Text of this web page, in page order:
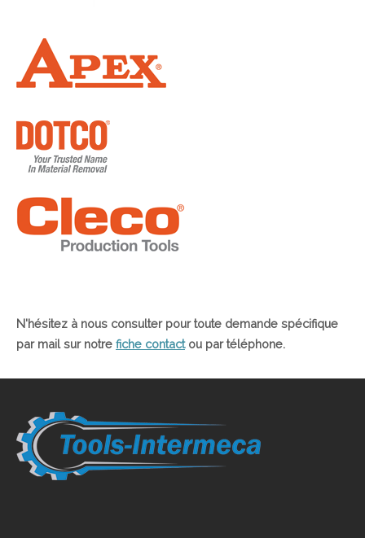
N'hésitez à nous consulter pour toute demande spécifique
par mail sur notre fiche contactou par téléphone.